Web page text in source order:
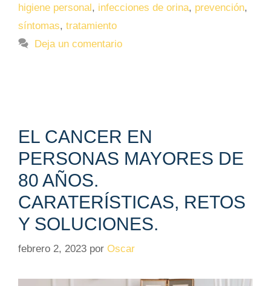
higiene personal, infecciones de orina, prevención,
síntomas, tratamiento
Deja un comentario
EL CANCER EN
PERSONAS MAYORES DE
80 AÑOS.
CARATERÍSTICAS, RETOS
Y SOLUCIONES.
febrero 2, 2023 por Oscar